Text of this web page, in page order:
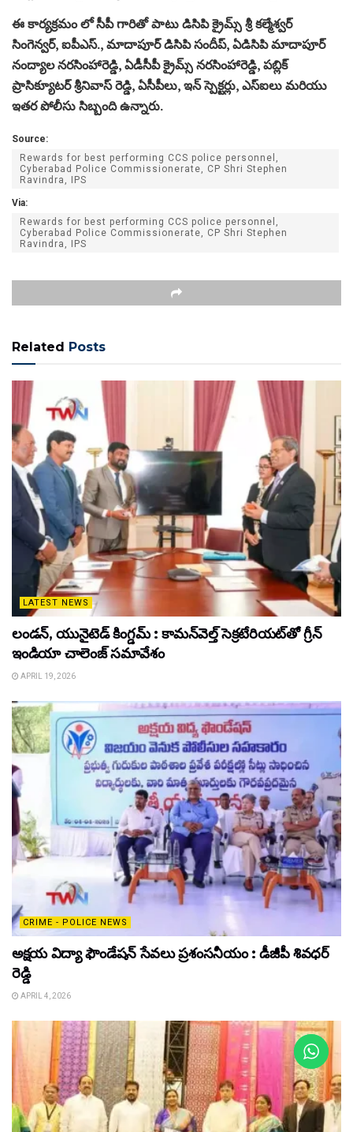
ఈ కార్యక్రమం లో సీపీ గారితో పాటు డిసిపి క్రైమ్స్ శ్రీ కల్మేశ్వర్
సింగెన్వర్, ఐపీఎస్., మాదాపూర్ డిసిపి సందీప్, ఏడిసిపి మాదాపూర్
నంద్యాల నరసింహారెడ్డి, ఏడీసీపీ క్రైమ్స్ నరసింహారెడ్డి, పబ్లిక్
ప్రాసిక్యూటర్ శ్రీనివాస్ రెడ్డి, ఏసీపీలు, ఇన్ స్పెక్టర్లు, ఎస్‌ఐలు మరియు
ఇతర పోలీసు సిబ్బంది ఉన్నారు.
Source:
Rewards for best performing CCS police personnel,
Cyberabad Police Commissionerate, CP Shri Stephen
Ravindra, IPS
Via:
Rewards for best performing CCS police personnel,
Cyberabad Police Commissionerate, CP Shri Stephen
Ravindra, IPS
Related Posts
LATEST NEWS
లండన్, యునైటెడ్ కింగ్డమ్ : కామన్‌వెల్త్ సెక్రటేరియట్‌తో గ్రీన్
ఇండియా చాలెంజ్ సమావేశం
APRIL 19, 2026
CRIME - POLICE NEWS
అక్షయ విద్యా ఫౌండేషన్ సేవలు ప్రశంసనీయం : డీజీపీ శివధర్
రెడ్డి
APRIL 4, 2026